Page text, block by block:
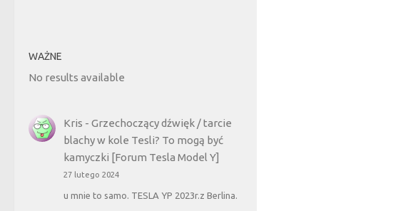
WAŻNE
No results available
Kris - Grzechoczący dźwięk / tarcie
blachy w kole Tesli? To mogą być
kamyczki [Forum Tesla Model Y]
27 lutego 2024
u mnie to samo. TESLA YP 2023r.z Berlina.